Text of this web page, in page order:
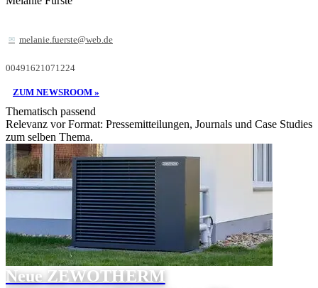
melanie.fuerste@web.de
00491621071224
ZUM NEWSROOM »
Thematisch passend
Relevanz vor Format: Pressemitteilungen, Journals und Case Studies
zum selben Thema.
Neue ZEWOTHERM